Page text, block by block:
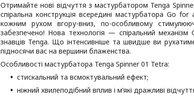
Отримайте нові відчуття з мастурбатором Tenga
спіральна конструкція всередині мастурбатора Go
кожним рухом вгору-вниз, по-особливому
забезпечено! Нова технологія — спіральний
знавців Tenga. Що інтенсивніше та швидше ви
підносячи вас на вершини блаженства.
Особливості мастурбатора Tenga Spinner 01 Tetra:
стискальний та всмоктувальний ефект;
ніжний хвилеподібний вплив і м’які дражливі